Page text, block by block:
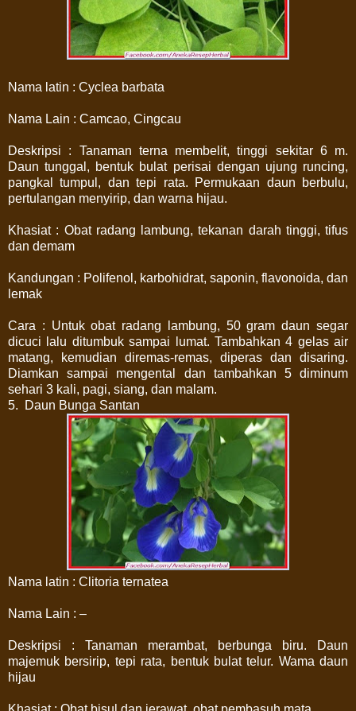
Nama latin : Cyclea barbata
Nama Lain : Camcao, Cingcau
Deskripsi : Tanaman terna membelit, tinggi sekitar 6 m.
Daun tunggal, bentuk bulat perisai dengan ujung runcing,
pangkal tumpul, dan tepi rata. Permukaan daun berbulu,
pertulangan menyirip, dan warna hijau.
Khasiat : Obat radang lambung, tekanan darah tinggi, tifus
dan demam
Kandungan : Polifenol, karbohidrat, saponin, flavonoida, dan
lemak
Cara : Untuk obat radang lambung, 50 gram daun segar
dicuci lalu ditumbuk sampai lumat. Tambahkan 4 gelas air
matang, kemudian diremas-remas, diperas dan disaring.
Diamkan sampai mengental dan tambahkan 5 diminum
sehari 3 kali, pagi, siang, dan malam.
5. Daun Bunga Santan
Nama latin : Clitoria ternatea
Nama Lain : –
Deskripsi : Tanaman merambat, berbunga biru. Daun
majemuk bersirip, tepi rata, bentuk bulat telur. Wama daun
hijau